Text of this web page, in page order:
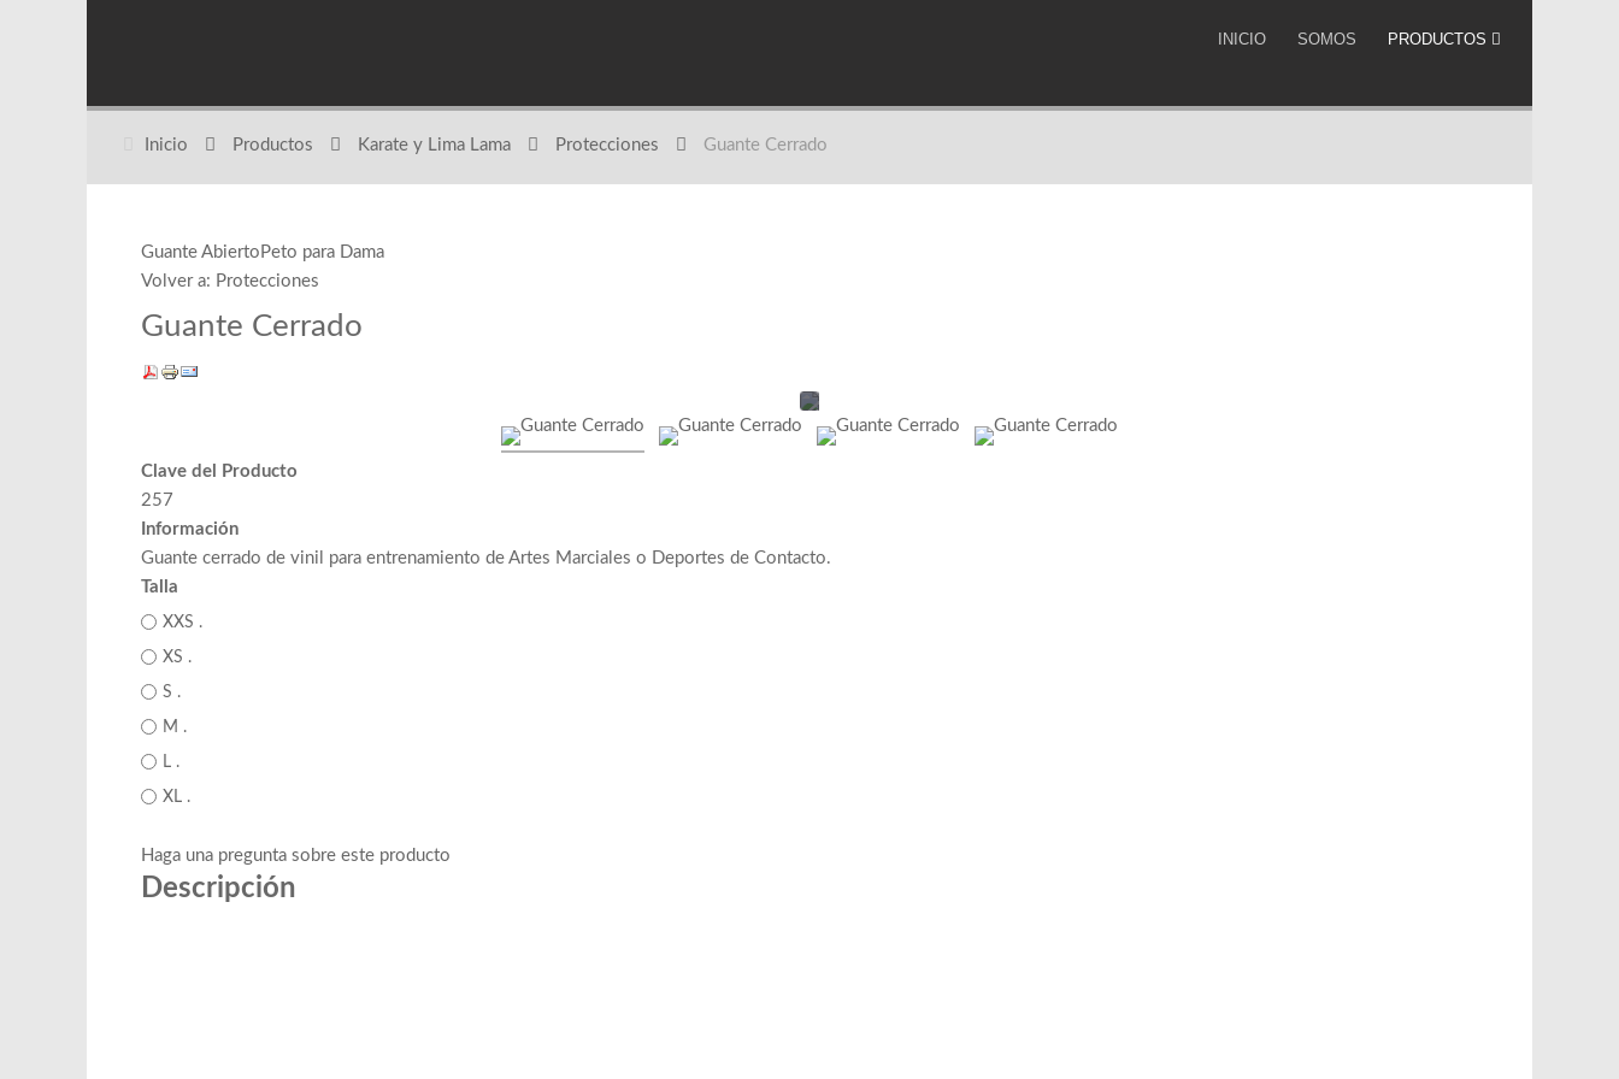
INICIO SOMOS PRODUCTOS
Inicio Productos Karate y Lima Lama Protecciones Guante Cerrado
Guante Abierto Peto para Dama
Volver a: Protecciones
Guante Cerrado
Clave del Producto
257
Información
Guante cerrado de vinil para entrenamiento de Artes Marciales o Deportes de Contacto.
Talla
XXS .
XS .
S .
M .
L .
XL .
Haga una pregunta sobre este producto
Descripción